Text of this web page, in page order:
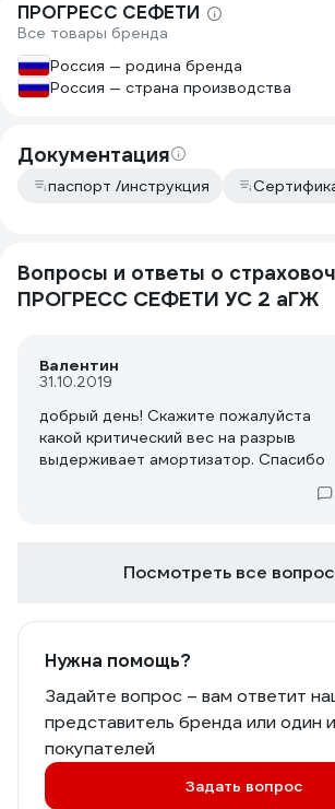
ПРОГРЕСС СЕФЕТИ
Все товары бренда
Россия — родина бренда
Россия — страна производства
Документация
паспорт /инструкция
Вопросы и ответы о
ПРОГРЕСС СЕФЕТИ УС 2 аГЖ
Валентин
31.10.2019
добрый день! Скажите пожалуйста
какой критический вес на разрыв
выдерживает амортизатор. Спасибо
Посмотреть все
Нужна помощь?
Задайте вопрос – вам ответит
представитель бренда или один
покупателей
Задать вопрос